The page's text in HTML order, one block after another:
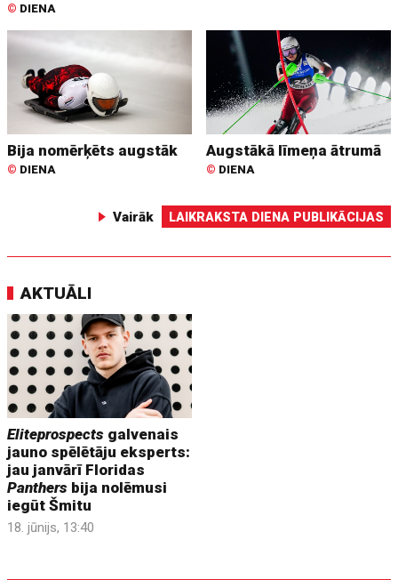
© DIENA
Bija nomērķēts augstāk
© DIENA
Augstākā līmeņa ātrumā
© DIENA
Vairāk LAIKRAKSTA DIENA PUBLIKĀCIJAS
AKTUĀLI
Eliteprospects galvenais
jauno spēlētāju eksperts:
jau janvārī Floridas
Panthers bija nolēmusi
iegūt Šmitu
18. jūnijs, 13:40